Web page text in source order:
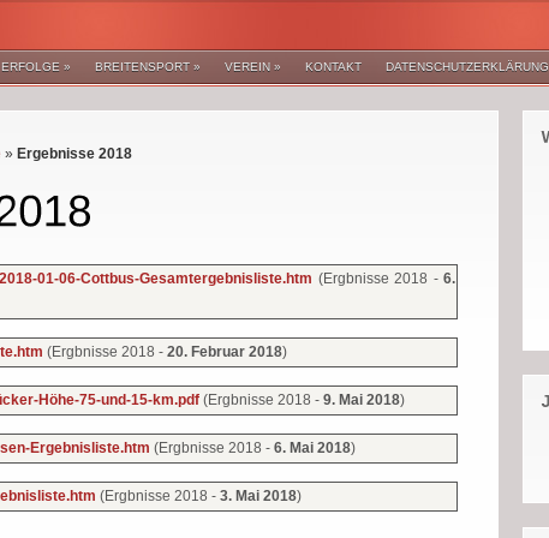
ERFOLGE » BREITENSPORT » VEREIN » KONTAKT DATENSCHUTZERKLÄRUNG
» Ergebnisse 2018
01-06-Cottbus-Gesamtergebnisliste.htm (Ergbnisse 2018 - 6.
(Ergbnisse 2018 - 20. Februar 2018)
Höhe-75-und-15-km.pdf (Ergbnisse 2018 - 9. Mai 2018)
Ergebnisliste.htm (Ergbnisse 2018 - 6. Mai 2018)
(Ergbnisse 2018 - 3. Mai 2018)